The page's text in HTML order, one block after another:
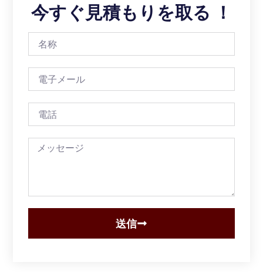
今すぐ見積もりを取る ！
送信